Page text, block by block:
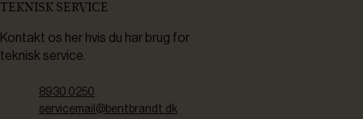
TEKNISK SERVICE
Kontakt os her hvis du har brug for
teknisk service.
8930 0250
servicemail@bentbrandt.dk